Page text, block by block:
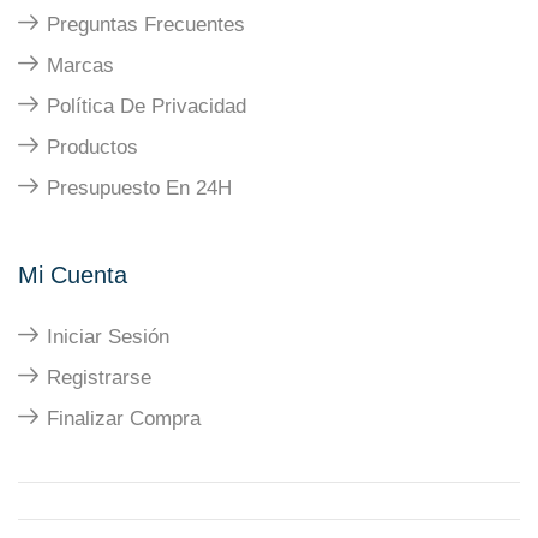
Preguntas Frecuentes
Marcas
Política De Privacidad
Productos
Presupuesto En 24H
Mi Cuenta
Iniciar Sesión
Registrarse
Finalizar Compra